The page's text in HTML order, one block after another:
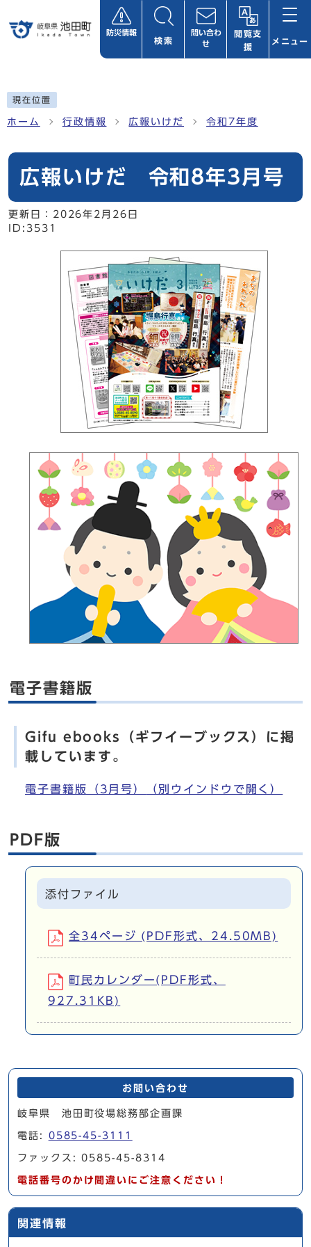
防災情報
検索
問い合わ
せ
閲覧支
援
メニュー
現在位置
ホーム 行政情報 広報いけだ 令和7年度
広報いけだ 令和8年3月号
更新日： 2026年2月26日
ID:3531
電子書籍版
Gifu ebooks（ギフイーブックス）に掲
載しています。
電子書籍版（3月号） （別ウインドウで開く）
PDF版
添付ファイル
全34ページ (PDF形式、24.50MB)
町民カレンダー(PDF形式、
927.31KB)
お問い合わせ
岐阜県 池田町役場総務部企画課
電話: 0585-45-3111
ファックス: 0585-45-8314
電話番号のかけ間違いにご注意ください！
関連情報